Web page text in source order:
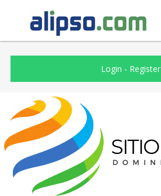
Login - Register